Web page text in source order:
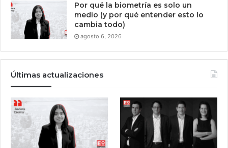
Por qué la biometría es solo un
medio (y por qué entender esto lo
cambia todo)
agosto 6, 2026
Últimas actualizaciones